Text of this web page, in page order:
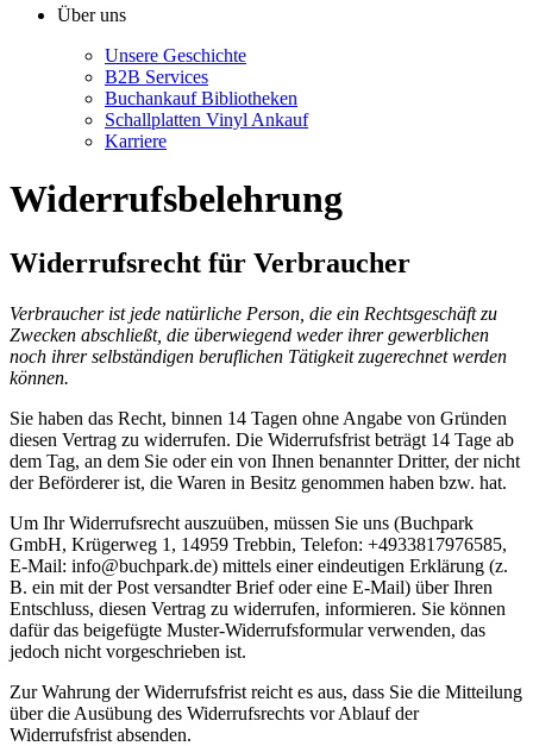
Über uns
Unsere Geschichte
B2B Services
Buchankauf Bibliotheken
Schallplatten Vinyl Ankauf
Karriere
Widerrufsbelehrung
Widerrufsrecht für Verbraucher
Verbraucher ist jede natürliche Person, die ein Rechtsgeschäft zu
Zwecken abschließt, die überwiegend weder ihrer gewerblichen
noch ihrer selbständigen beruflichen Tätigkeit zugerechnet werden
können.
Sie haben das Recht, binnen 14 Tagen ohne Angabe von Gründen
diesen Vertrag zu widerrufen. Die Widerrufsfrist beträgt 14 Tage ab
dem Tag, an dem Sie oder ein von Ihnen benannter Dritter, der nicht
der Beförderer ist, die Waren in Besitz genommen haben bzw. hat.
Um Ihr Widerrufsrecht auszuüben, müssen Sie uns (Buchpark
GmbH, Krügerweg 1, 14959 Trebbin, Telefon: +4933817976585,
E-Mail: info@buchpark.de) mittels einer eindeutigen Erklärung (z.
B. ein mit der Post versandter Brief oder eine E-Mail) über Ihren
Entschluss, diesen Vertrag zu widerrufen, informieren. Sie können
dafür das beigefügte Muster-Widerrufsformular verwenden, das
jedoch nicht vorgeschrieben ist.
Zur Wahrung der Widerrufsfrist reicht es aus, dass Sie die Mitteilung
über die Ausübung des Widerrufsrechts vor Ablauf der
Widerrufsfrist absenden.